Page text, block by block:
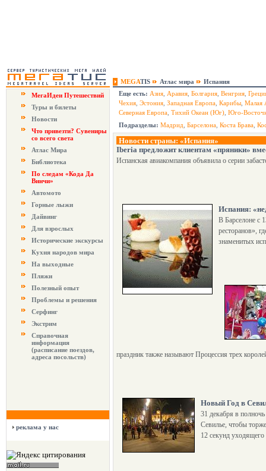
MEGATIS Атлас мира
Испания
МегаИдеи Путешествий
Туры и билеты
Новости
Что привезти? Сувениры
со всего света
Атлас Мира
Библиотека
По следам «Кода Да
Винчи»
Автомото
Горные лыжи
Дайвинг
Для взрослых
Исторические экскурсы
Кухня народов мира
На выходные
Пляжи
Полезный опыт
Проблемы и решения
Серфинг
Экстрим
Справочная
информация
(расписание поездов,
адреса посольств)
реклама у нас
Еще есть: Азия Аравия Болгария Венгрия
Чехия Эстония Западная Европа Карибы Малая
Северная Европа Тихий Океан (Юг) Юго-
Подразделы: Мадрид Барселона Коста Брава
Новости страны: «Испания»
Iberia предложит клиентам «пряники»
Испанская авиакомпания объявила о серии
Испания:
В Барселоне с
ресторанов»,
знаменитых
праздник также называют Процессия трех
Новый Год в
31 декабря в
Севилье, чтобы
12 секунд уходящего